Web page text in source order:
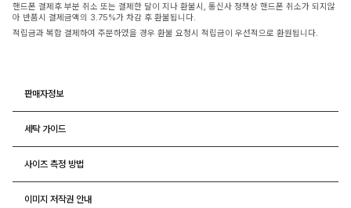
핸드폰 결제후 부분 취소 또는 결제한 달이 지나 환불시, 통신사 정책상 핸드폰 취소가 되지않
아 반품시 결제금액의 3.75%가 차감 후 환불됩니다.
적립금과 복합 결제하여 주문하였을 경우 환불 요청시 적립금이 우선적으로 환원됩니다.
판매자정보
세탁 가이드
사이즈 측정 방법
이미지 저작권 안내